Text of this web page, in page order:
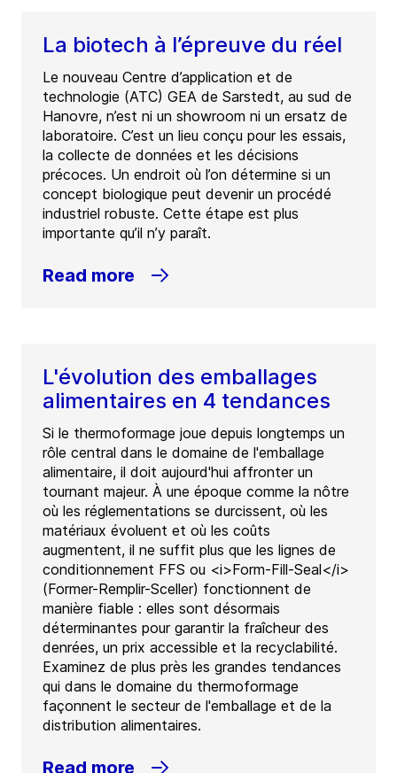
La biotech à l’épreuve du réel
Le nouveau Centre d’application et de
technologie (ATC) GEA de Sarstedt, au sud de
Hanovre, n’est ni un showroom ni un ersatz de
laboratoire. C’est un lieu conçu pour les essais,
la collecte de données et les décisions
précoces. Un endroit où l’on détermine si un
concept biologique peut devenir un procédé
industriel robuste. Cette étape est plus
importante qu’il n’y paraît.
Read more
L'évolution des emballages
alimentaires en 4 tendances
Si le thermoformage joue depuis longtemps un
rôle central dans le domaine de l'emballage
alimentaire, il doit aujourd'hui affronter un
tournant majeur. À une époque comme la nôtre
où les réglementations se durcissent, où les
matériaux évoluent et où les coûts
augmentent, il ne suffit plus que les lignes de
conditionnement FFS ou <i>Form-Fill-Seal</i>
(Former-Remplir-Sceller) fonctionnent de
manière fiable : elles sont désormais
déterminantes pour garantir la fraîcheur des
denrées, un prix accessible et la recyclabilité.
Examinez de plus près les grandes tendances
qui dans le domaine du thermoformage
façonnent le secteur de l'emballage et de la
distribution alimentaires.
Read more